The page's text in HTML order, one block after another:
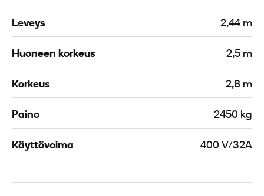
Leveys 2,44 m
Huoneen korkeus 2,5 m
Korkeus 2,8 m
Paino 2450 kg
Käyttövoima 400 V/32A